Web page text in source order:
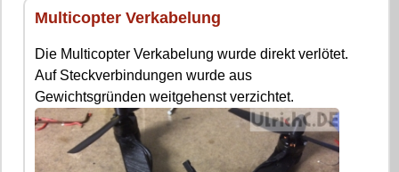
Multicopter Verkabelung
Die Multicopter Verkabelung wurde direkt verlötet.
Auf Steckverbindungen wurde aus
Gewichtsgründen weitgehenst verzichtet.